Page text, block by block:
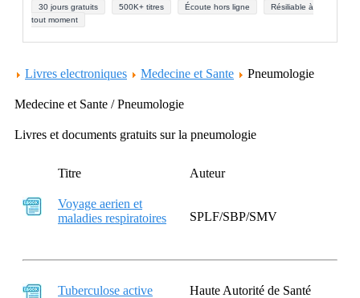
30 jours gratuits 500K+ titres Écoute hors ligne
Résiliable à
tout moment
Livres electroniques Medecine et Sante Pneumologie
Medecine et Sante / Pneumologie
Livres et documents gratuits sur la pneumologie
Titre Auteur
Voyage aerien et
maladies respiratoires
SPLF/SBP/SMV
Tuberculose active Haute Autorité de Santé